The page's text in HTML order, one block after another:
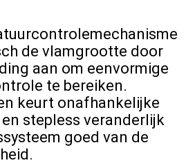
de vlamgrootte door
aan om eenvormige
te bereiken.
keurt onafhankelijke
stepless veranderlijk
goed van de